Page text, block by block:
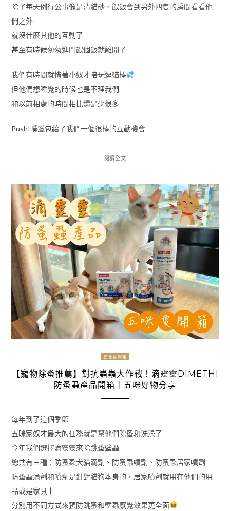
除了每天例行公事像是清貓砂、餵飯會到另外四隻的房間看看他
們之外
就沒什麼其他的互動了
甚至有時候匆匆進門餵個飯就離開了
我們有時間就揹著小奴才陪玩逗貓棒
但他們想睡覺的時候也是不理我們
和以前相處的時間相比還是少很多
Push!噗滋包給了我們一個很棒的互動機會
閱讀全文
五咪愛開箱
【寵物除蚤推薦】對抗蟲蟲大作戰！滴靈靈DIMETHI
防蚤蝨產品開箱｜五咪好物分享
每年到了這個季節
五咪家奴才最大的任務就是幫他們除蚤和洗澡了
今年我們選擇滴靈靈來除跳蚤壁蝨
總共有三種：防蚤蝨犬貓滴劑、防蚤蝨噴劑、防蚤蝨居家噴劑
防蚤蝨滴劑和噴劑是針對貓狗本身的，居家噴劑就用在他們的用
品或是家具上
分別用不同方式來預防跳蚤和壁蝨感覺效果更全面